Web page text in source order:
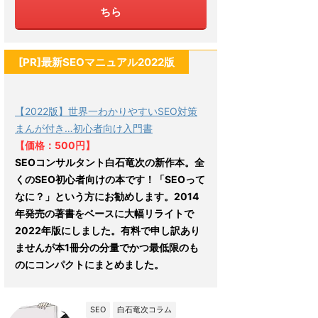
ちら
[PR]最新SEOマニュアル2022版
【2022版】世界一わかりやすいSEO対策
まんが付き…初心者向け入門書
【価格：500円】
SEOコンサルタント白石竜次の新作本。全
くのSEO初心者向けの本です！「SEOって
なに？」という方にお勧めします。2014
年発売の著書をベースに大幅リライトで
2022年版にしました。有料で申し訳あり
ませんが本1冊分の分量でかつ最低限のも
のにコンパクトにまとめました。
SEO 白石竜次コラム